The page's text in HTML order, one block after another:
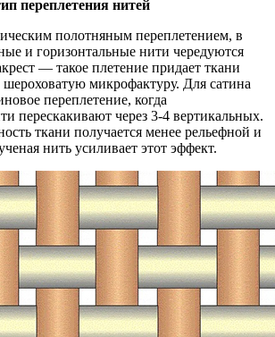
переплетения нитей
полотняным переплетением, в
и горизонтальные нити чередуются
— такое плетение придает ткани
шероховатую микрофактуру. Для сатина
переплетение, когда
перескакивают через 3-4 вертикальных.
ткани получается менее рельефной и
нить усиливает этот эффект.